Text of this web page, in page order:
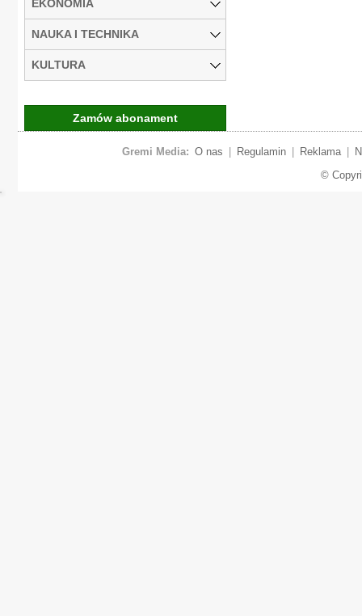
EKONOMIA
NAUKA I TECHNIKA
KULTURA
Zamów abonament
Gremi Media: O nas Regulamin Reklama
©